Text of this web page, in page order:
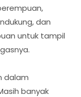
dan
untuk tampil
dalam
banyak